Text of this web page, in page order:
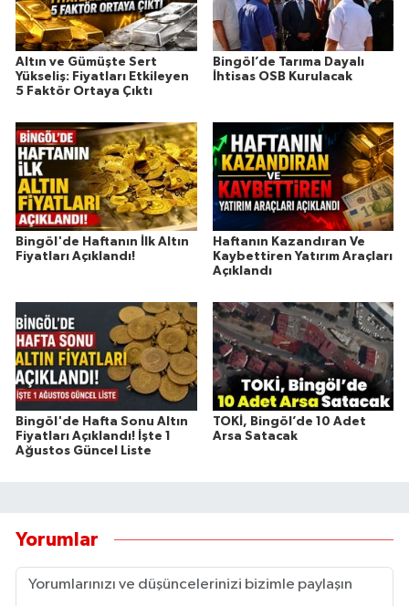
Altın ve Gümüşte Sert
Yükseliş: Fiyatları Etkileyen
5 Faktör Ortaya Çıktı
Bingöl’de Tarıma Dayalı
İhtisas OSB Kurulacak
Bingöl'de Haftanın İlk Altın
Fiyatları Açıklandı!
Haftanın Kazandıran Ve
Kaybettiren Yatırım Araçları
Açıklandı
Bingöl'de Hafta Sonu Altın
Fiyatları Açıklandı! İşte 1
Ağustos Güncel Liste
TOKİ, Bingöl’de 10 Adet
Arsa Satacak
Yorumlar